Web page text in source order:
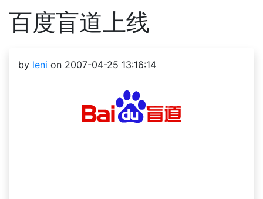
百度盲道上线
by leni on 2007-04-25 13:16:14